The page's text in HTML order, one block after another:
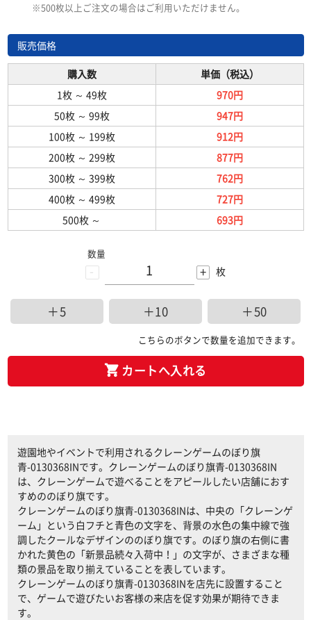
※500枚以上ご注文の場合はご利用いただけません。
販売価格
購入数
単価（税込）
1枚 ～ 49枚
970円
50枚 ～ 99枚
947円
100枚 ～ 199枚
912円
200枚 ～ 299枚
877円
300枚 ～ 399枚
762円
400枚 ～ 499枚
727円
500枚 ～ 693円
-
数量
+ 枚
＋5 ＋10 ＋50
こちらのボタンで数量を追加できます。
カートへ入れる
遊園地やイベントで利用されるクレーンゲームのぼり旗
青-0130368INです。クレーンゲームのぼり旗青-0130368IN
は、クレーンゲームで遊べることをアピールしたい店舗におす
すめののぼり旗です。
クレーンゲームのぼり旗青-0130368INは、中央の「クレーンゲ
ーム」という白フチと青色の文字を、背景の水色の集中線で強
調したクールなデザインののぼり旗です。のぼり旗の右側に書
かれた黄色の「新景品続々入荷中！」の文字が、さまざまな種
類の景品を取り揃えていることを表しています。
クレーンゲームのぼり旗青-0130368INを店先に設置すること
で、ゲームで遊びたいお客様の来店を促す効果が期待できま
す。